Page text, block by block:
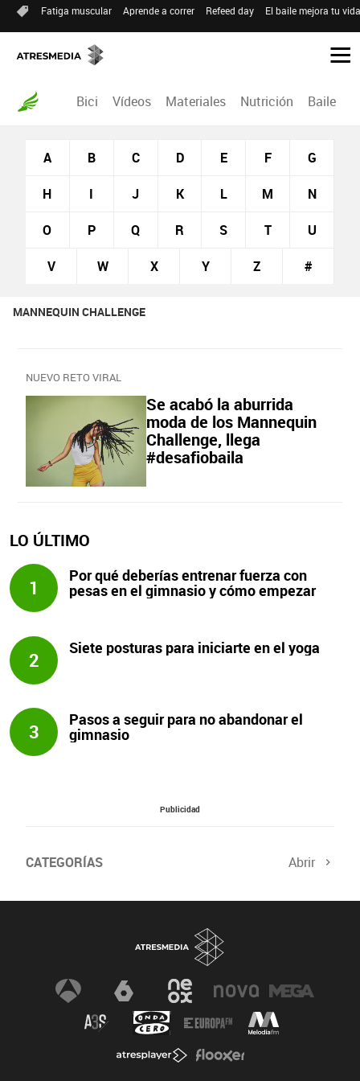
Fatiga muscular Aprende a correr Refeed day El baile mejora tu
Bici Vídeos Materiales Nutrición Baile
A B C D E F G
H I J K L M N
O P Q R S T U
V W X Y Z #
MANNEQUIN CHALLENGE
NUEVO RETO VIRAL
Se acabó la aburrida
moda de los Mannequin
Challenge, llega
#desafiobaila
LO ÚLTIMO
1
Por qué deberías entrenar fuerza con
pesas en el gimnasio y cómo empezar
2
Siete posturas para iniciarte en el yoga
3
Pasos a seguir para no abandonar el
gimnasio
Publicidad
CATEGORÍAS Abrir
Salud sexual El tiempo Viajes y planes
Champions Últimas noticias
Nutrición Gastronomía Recetas de cocina
Trabaja los glúteos Suelo pélvico
Dietas sanas